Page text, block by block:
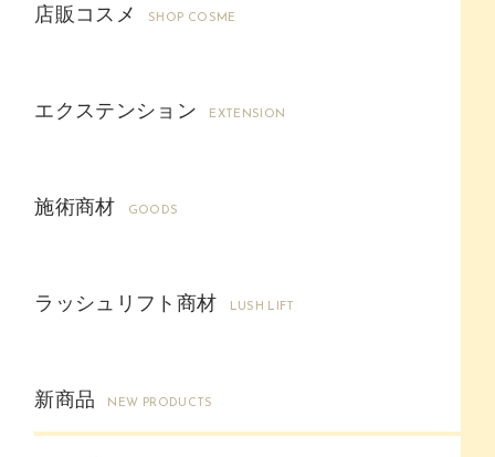
店販コスメ SHOP COSME
エクステンション EXTENSION
施術商材 GOODS
ラッシュリフト商材 LUSH LIFT
新商品 NEW PRODUCTS